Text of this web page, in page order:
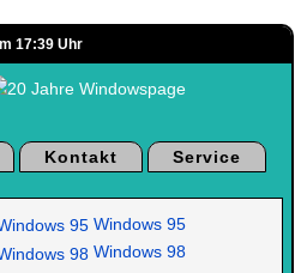
17:39 Uhr
Kontakt
Service
Windows 95
Windows 98